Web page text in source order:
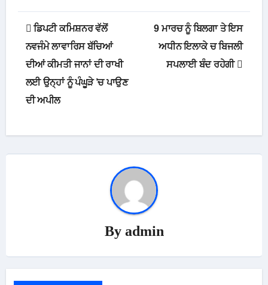
Post
navigation
ਡਿਪਟੀ ਕਮਿਸ਼ਨਰ ਵੱਲੋਂ
ਨਵਜੰਮੇ ਲਾਵਾਰਿਸ ਬੱਚਿਆਂ
ਦੀਆਂ ਕੀਮਤੀ ਜਾਨਾਂ ਦੀ ਰਾਖੀ
ਲਈ ਉਨ੍ਹਾਂ ਨੂੰ ਪੰਘੂੜੇ ’ਚ ਪਾਉਣ
ਦੀ ਅਪੀਲ
9 ਮਾਰਚ ਨੂੰ ਬਿਲਗਾ ਤੇ ਇਸ
ਅਧੀਨ ਇਲਾਕੇ ਚ ਬਿਜਲੀ
ਸਪਲਾਈ ਬੰਦ ਰਹੇਗੀ
By admin